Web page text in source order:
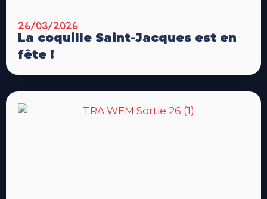
26/03/2026
La coquille Saint-Jacques est en
fête !